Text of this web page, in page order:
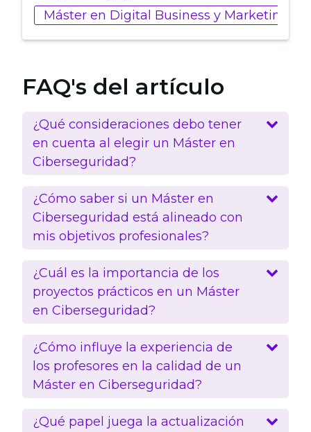
Máster en Digital Business y Marketing
FAQ's del artículo
¿Qué consideraciones debo tener
en cuenta al elegir un Máster en
Ciberseguridad?
¿Cómo saber si un Máster en
Ciberseguridad está alineado con
mis objetivos profesionales?
¿Cuál es la importancia de los
proyectos prácticos en un Máster
en Ciberseguridad?
¿Cómo influye la experiencia de
los profesores en la calidad de un
Máster en Ciberseguridad?
¿Qué papel juega la actualización